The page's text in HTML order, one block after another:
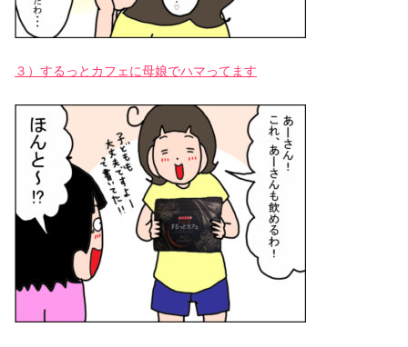
３）するっとカフェに母娘でハマってます